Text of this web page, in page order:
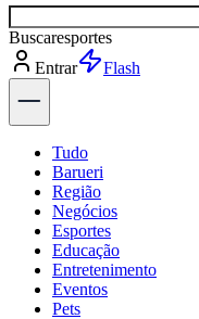
Buscarpolítica
Entrar
Explorar
Tudo
Barueri
Região
Negócios
Esportes
Educação
Entretenimento
Eventos
Pets